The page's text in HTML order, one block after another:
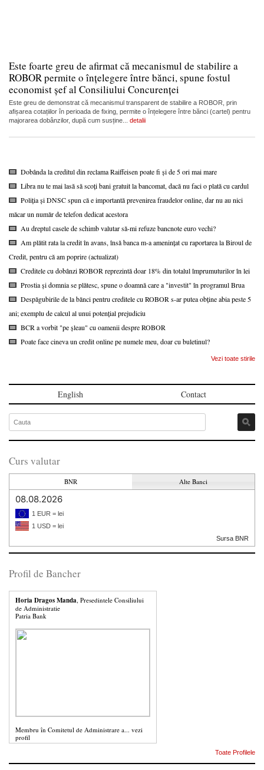
Este foarte greu de afirmat că mecanismul de stabilire a
ROBOR permite o înțelegere între bănci, spune fostul
economist șef al Consiliului Concurenței
Este greu de demonstrat că mecanismul transparent de stabilire a ROBOR, prin
afișarea cotațiilor în perioada de fixing, permite o înțelegere între bănci (cartel) pentru
majorarea dobânzilor, după cum susține... detalii
Dobânda la creditul din reclama Raiffeisen poate fi și de 5 ori mai mare
Libra nu te mai lasă să scoți bani gratuit la bancomat, dacă nu faci o plată cu cardul
Poliția și DNSC spun că e importantă prevenirea fraudelor online, dar nu au nici
măcar un număr de telefon dedicat acestora
Au dreptul casele de schimb valutar să-mi refuze bancnote euro vechi?
Am plătit rata la credit în avans, însă banca m-a amenințat cu raportarea la Biroul de
Credit, pentru că am poprire (actualizat)
Creditele cu dobânzi ROBOR reprezintă doar 18% din totalul împrumuturilor în lei
Prostia și domnia se plătesc, spune o doamnă care a "investit" în programul Brua
Despăgubirile de la bănci pentru creditele cu ROBOR s-ar putea obține abia peste 5
ani; exemplu de calcul al unui potențial prejudiciu
BCR a vorbit "pe șleau" cu oamenii despre ROBOR
Poate face cineva un credit online pe numele meu, doar cu buletinul?
Vezi toate stirile
English Contact
Curs valutar
BNR Alte Banci
08.08.2026
1 EUR = lei
1 USD = lei
Sursa BNR
Profil de Bancher
Horia Dragos Manda, Presedintele Consiliului
de Administratie
Patria Bank
Membru în Comitetul de Administrare a... vezi
profil
Toate Profilele